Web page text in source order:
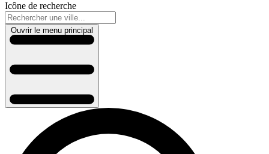
Icône de recherche
Ouvrir le menu principal